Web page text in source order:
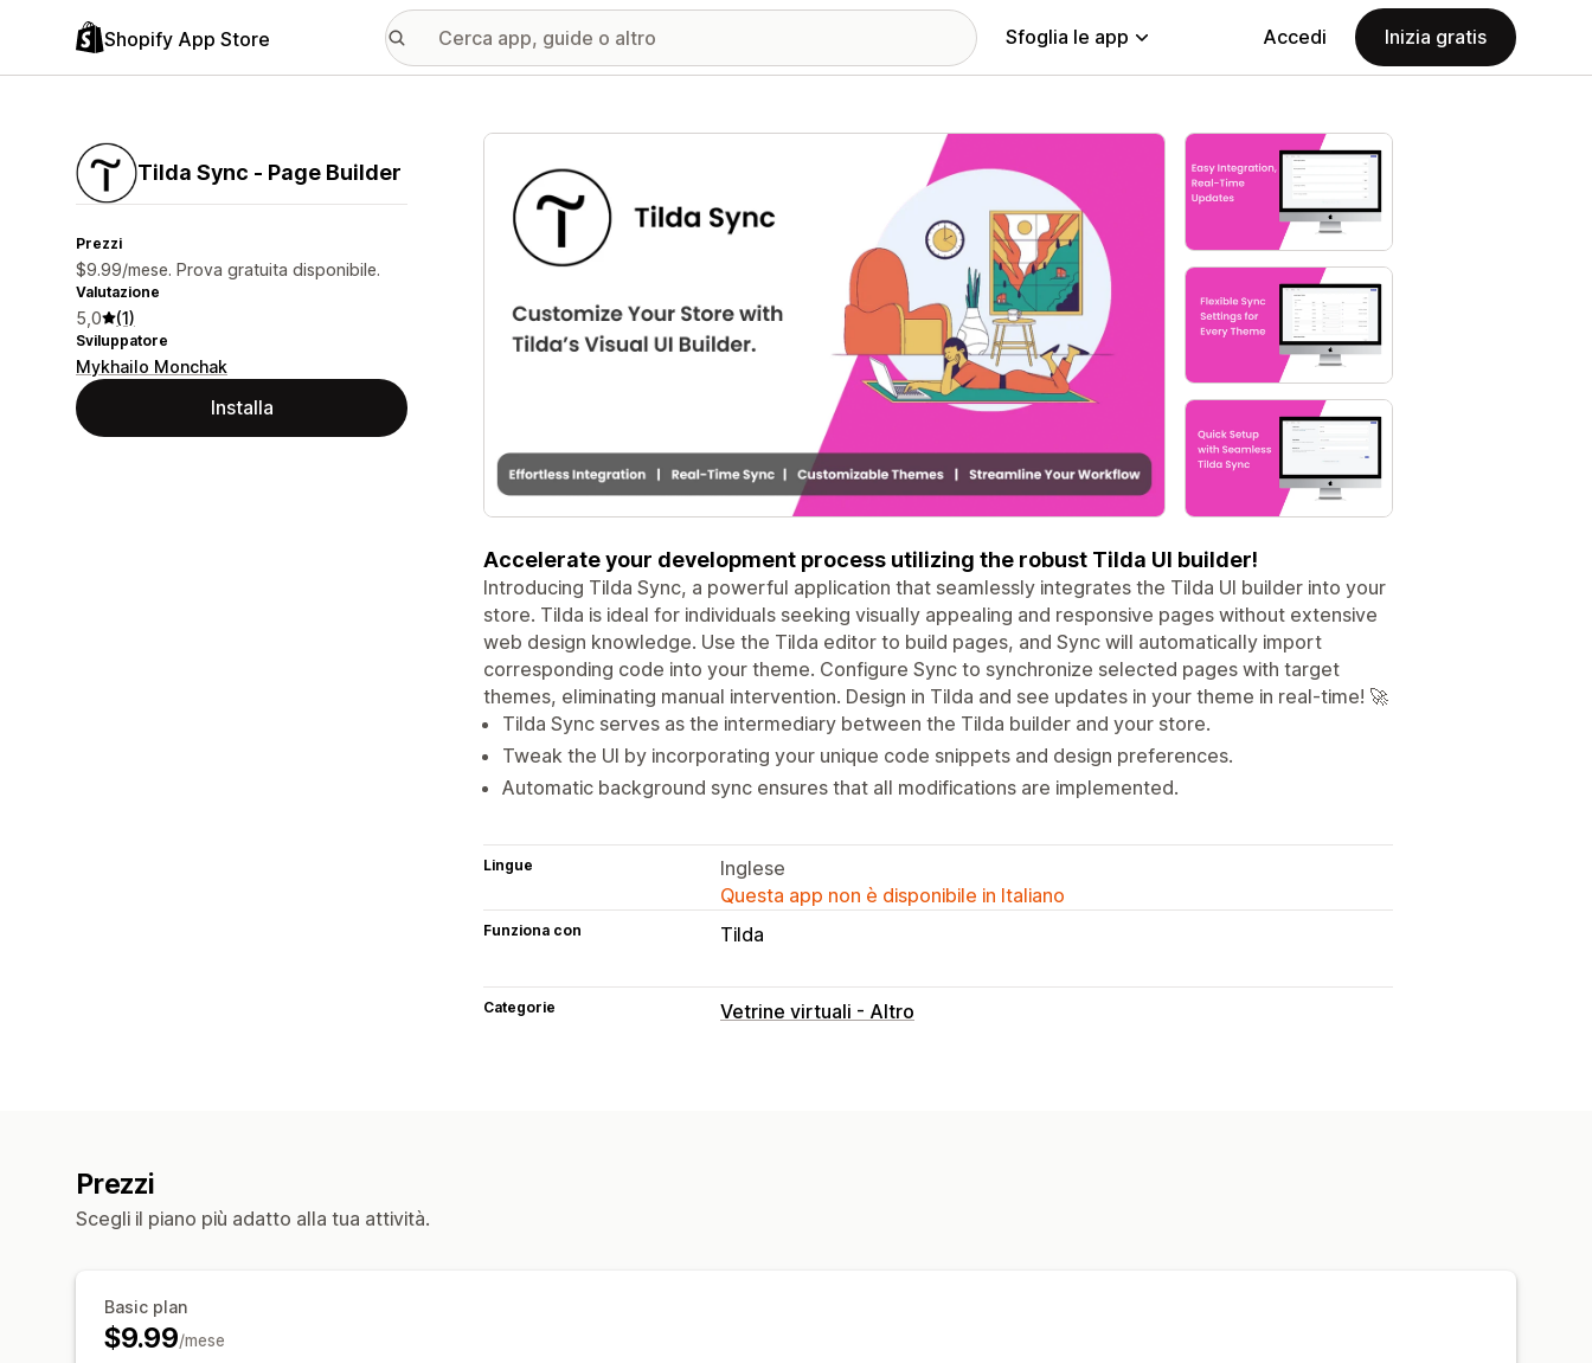
Shopify App Store Sfoglia le app Accedi Inizia gratis
Tilda Sync ‑ Page Builder
Prezzi
$9.99/mese. Prova gratuita disponibile.
Valutazione
5,0 (1)
Sviluppatore
Mykhailo Monchak
Installa
Galleria immagini in evidenza
Accelerate your development process utilizing the robust Tilda UI builder!
Introducing Tilda Sync, a powerful application that seamlessly integrates the Tilda UI builder into your
store. Tilda is ideal for individuals seeking visually appealing and responsive pages without extensive
web design knowledge. Use the Tilda editor to build pages, and Sync will automatically import
corresponding code into your theme. Configure Sync to synchronize selected pages with target
themes, eliminating manual intervention. Design in Tilda and see updates in your theme in real-time! 🚀
Tilda Sync serves as the intermediary between the Tilda builder and your store.
Tweak the UI by incorporating your unique code snippets and design preferences.
Automatic background sync ensures that all modifications are implemented.
Lingue
Inglese
Questa app non è disponibile in Italiano
Funziona con Tilda
Categorie Vetrine virtuali - Altro
Prezzi
Scegli il piano più adatto alla tua attività.
Basic plan
$9.99/mese